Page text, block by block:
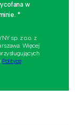
w
*
sp. z o.o. z
Więcej
Polityce